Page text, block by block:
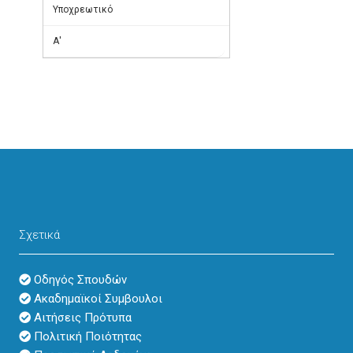
Υποχρεωτικό
Α'
Σχετικά
Οδηγός Σπουδών
Ακαδημαϊκοί Συμβουλοι
Αιτήσεις Πρότυπα
Πολιτική Ποιότητας